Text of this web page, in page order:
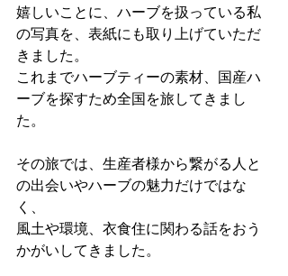
嬉しいことに、ハーブを扱っている私
の写真を、表紙にも取り上げていただ
きました。
これまでハーブティーの素材、国産ハ
ーブを探すため全国を旅してきまし
た。
その旅では、生産者様から繋がる人と
の出会いやハーブの魅力だけではな
く、
風土や環境、衣食住に関わる話をおう
かがいしてきました。